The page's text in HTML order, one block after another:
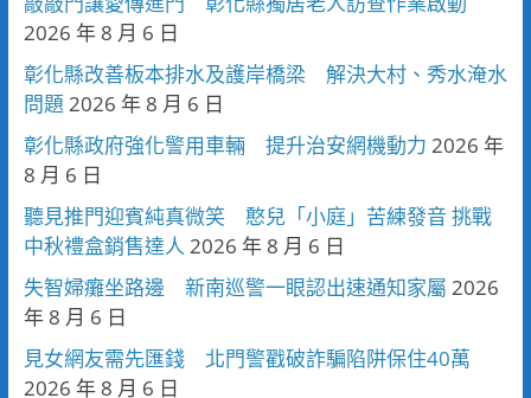
2026 年 8 月 6 日
彰化縣改善板本排水及護岸橋梁 解決大村、秀水淹水
問題 2026 年 8 月 6 日
彰化縣政府強化警用車輛 提升治安網機動力 2026 年
8 月 6 日
聽見推門迎賓純真微笑 憨兒「小庭」苦練發音 挑戰
中秋禮盒銷售達人 2026 年 8 月 6 日
失智婦癱坐路邊 新南巡警一眼認出速通知家屬 2026
年 8 月 6 日
見女網友需先匯錢 北門警戳破詐騙陷阱保住40萬
2026 年 8 月 6 日